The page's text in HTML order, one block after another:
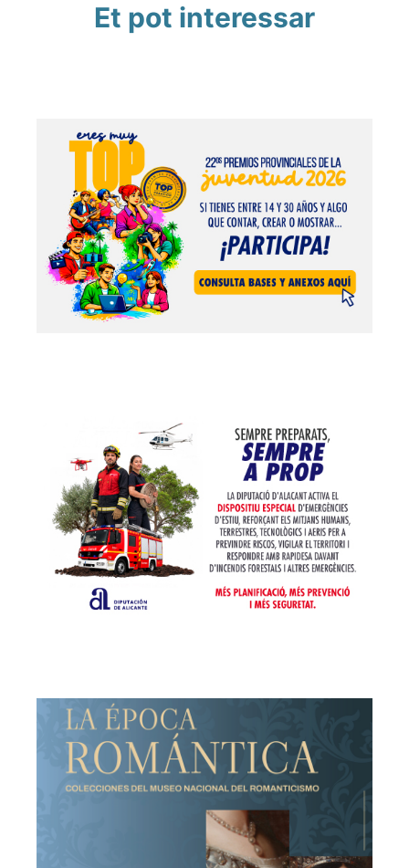
Et pot interessar